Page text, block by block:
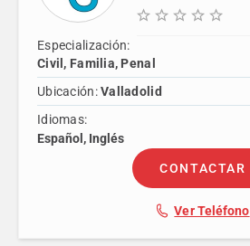
Especialización:
Civil, Familia, Penal
Ubicación:Valladolid
Idiomas:
Español, Inglés
CONTACTAR
Ver Teléfono